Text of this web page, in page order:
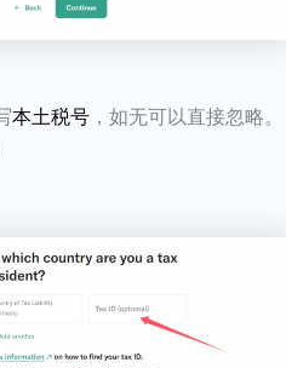
本土税号，如无可以直接忽略。